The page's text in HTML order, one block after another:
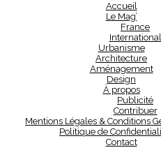
Accueil
Le Mag’
France
International
Urbanisme
Architecture
Aménagement
Design
À propos
Publicité
Contribuer
Mentions Légales & Conditions
Politique de
Contact